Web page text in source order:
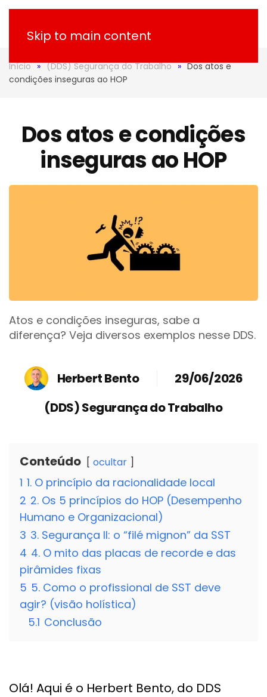
Skip to main content
Início (DDS) Segurança do Trabalho
Dos atos e
condições inseguras ao HOP
Dos atos e condições
inseguras ao HOP
Atos e condições inseguras, sabe a
diferença? Veja diversos exemplos nesse DDS.
Herbert Bento
29/06/2026
(DDS) Segurança do Trabalho
Conteúdo ocultar
1 1. O princípio da racionalidade local
2 2. Os 5 princípios do HOP (Desempenho
Humano e Organizacional)
3 3. Segurança II: o “filé mignon” da SST
4 4. O mito das placas de recorde e das
pirâmides fixas
5 5. Como o profissional de SST deve
agir? (visão holística)
5.1 Conclusão
Olá! Aqui é o Herbert Bento, do DDS